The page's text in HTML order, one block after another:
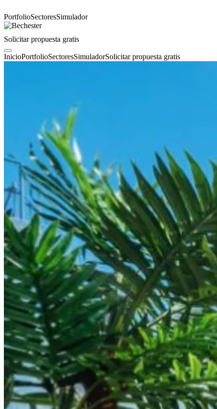
PortfolioSectoresSimulador
Solicitar propuesta gratis
InicioPortfolioSectoresSimuladorSolicitar propuesta gratis